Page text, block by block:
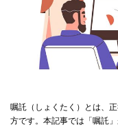
嘱託（しょくたく）とは、
方です。本記事では「嘱託